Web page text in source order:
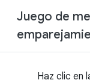
Juego de
Haz clic en